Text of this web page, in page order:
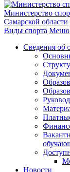
Министерство
Самарской области
Виды спорта Меню
Сведения об
Новости